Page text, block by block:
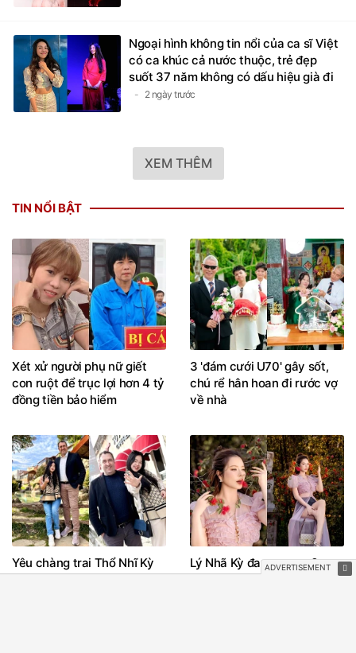
Ngoại hình không tin nổi của ca sĩ Việt
có ca khúc cả nước thuộc, trẻ đẹp
suốt 37 năm không có dấu hiệu già đi
2 ngày trước
XEM THÊM
TIN NỔI BẬT
Xét xử người phụ nữ giết
con ruột để trục lợi hơn 4 tỷ
đồng tiền bảo hiểm
3 'đám cưới U70' gây sốt,
chú rể hân hoan đi rước vợ
về nhà
Yêu chàng trai Thổ Nhĩ Kỳ
hơn 19 tuổi, cô gái Việt vượt
Lý Nhã Kỳ đang ra sao?